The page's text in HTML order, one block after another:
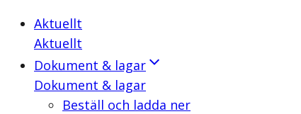
Aktuellt
Aktuellt
Dokument & lagar
Dokument & lagar
Beställ och ladda ner